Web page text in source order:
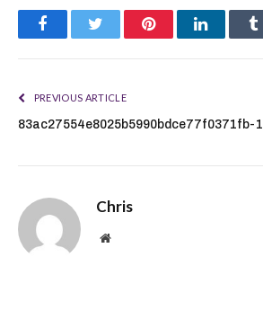
FacebookTwitter PinterestLinkedIn
PREVIOUS ARTICLE
83ac27554e8025b5990bdce77f0371fb-1
Chris
Website